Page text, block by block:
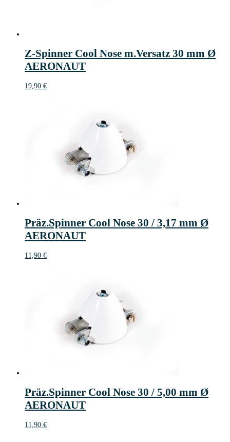
Z-Spinner Cool Nose m.Versatz 30 mm Ø
AERONAUT
19,90 €
Präz.Spinner Cool Nose 30 / 3,17 mm Ø
AERONAUT
11,90 €
Präz.Spinner Cool Nose 30 / 5,00 mm Ø
AERONAUT
11,90 €